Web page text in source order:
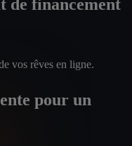
de financement
vos rêves en ligne.
pour un